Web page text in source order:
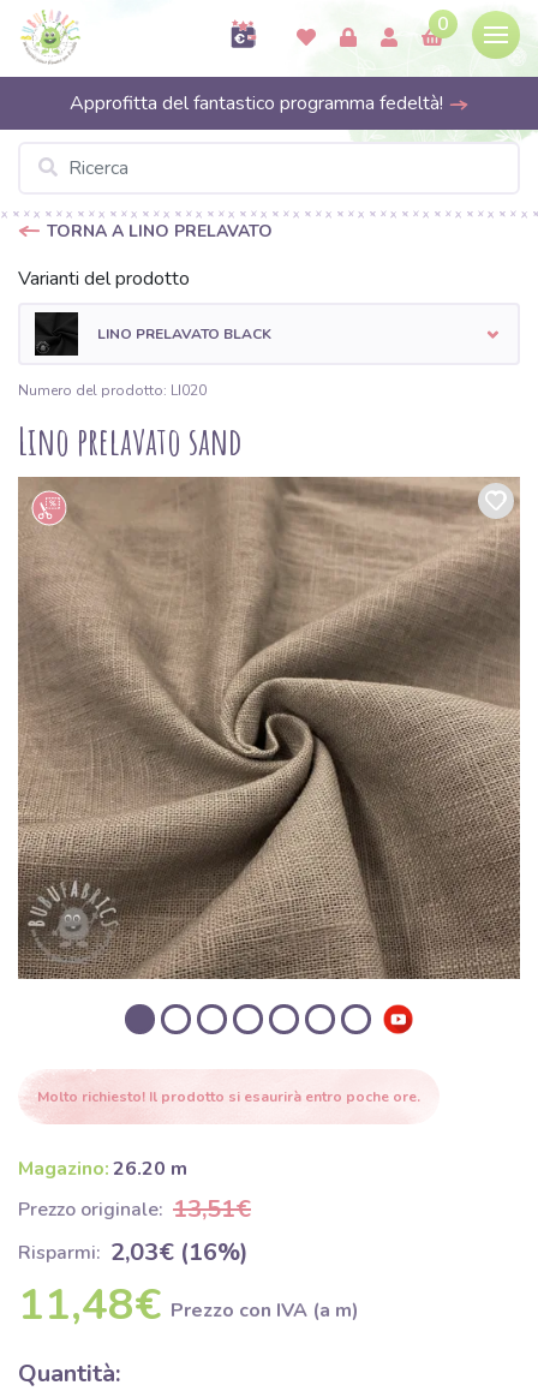
0
Approfitta del fantastico programma fedeltà!
TORNA A LINO PRELAVATO
Varianti del prodotto
LINO PRELAVATO BLACK
Numero del prodotto: LI020
Lino prelavato sand
Molto richiesto! Il prodotto si esaurirà entro poche ore.
Magazino:26.20 m
Prezzo originale: 13,51€
Risparmi: 2,03€ (16%)
11,48€ Prezzo con IVA (a m)
Quantità: